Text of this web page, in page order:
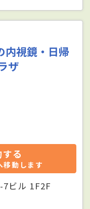
内視鏡・日帰
ザ
る
動します
ビル 1F2F